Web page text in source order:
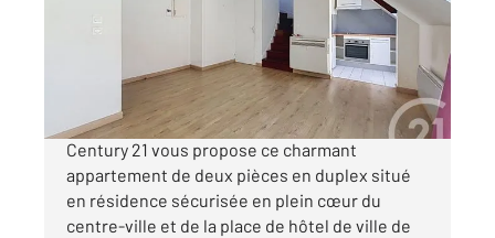
Appartement F2 à louer
491 €
par mois charges comprises
Century 21 vous propose ce charmant
appartement de deux pièces en duplex situé
en résidence sécurisée en plein cœur du
centre-ville et de la place de hôtel de ville de